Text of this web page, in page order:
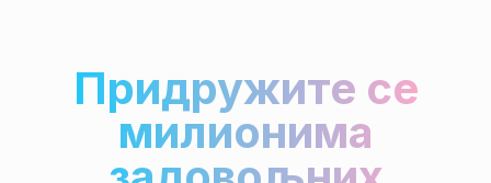
Придружите се
милионима